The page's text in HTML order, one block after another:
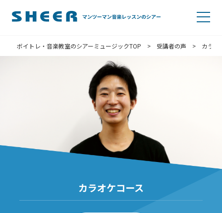
ボイトレ・音楽教室のシアーミュージックTOP > 受講者の声 > カラオ
カラオケコース